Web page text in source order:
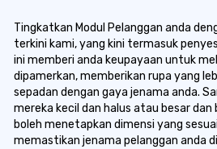
Tingkatkan Modul Pelanggan anda
terkini kami, yang kini termasuk
ini memberi anda keupayaan untuk
dipamerkan, memberikan rupa yang
sepadan dengan gaya jenama anda.
mereka kecil dan halus atau besar
boleh menetapkan dimensi yang
memastikan jenama pelanggan anda